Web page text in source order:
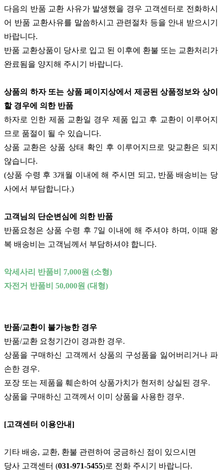
다음의 반품 교환 사유가 발생했을 경우 고객센터로 전화하시
어 반품 교환사유를 말씀하시고 관련절차 등을 안내 받으시기
바랍니다.
반품 교환상품이 당사로 입고 된 이후에 환불 또는 교환처리가
완료됨을 양지해 주시기 바랍니다.
상품의 하자 또는 상품 페이지상에서 제공된 상품정보와 상이
할 경우에 의한 반품
하자로 인한 제품 교환일 경우 제품 입고 후 교환이 이루어지
므로 품절이 될 수 있습니다.
상품 교환은 상품 상태 확인 후 이루어지므로 맞교환은 되지
않습니다.
(상품 수령 후 3개월 이내에 해 주시면 되고, 반품 배송비는 당
사에서 부담합니다.)
고객님의 단순변심에 의한 반품
반품요청은 상품 수령 후 7일 이내에 해 주셔야 하며, 이때 왕
복 배송비는 고객님께서 부담하셔야 합니다.
악세사리 반품비 7,000원 (소형)
자전거 반품비 50,000원 (대형)
반품/교환이 불가능한 경우
반품/교환 요청기간이 경과한 경우.
상품을 구매하신 고객께서 상품의 구성품을 잃어버리거나 파
손한 경우.
포장 또는 제품을 훼손하여 상품가치가 현저히 상실된 경우.
상품을 구매하신 고객께서 이미 상품을 사용한 경우.
[고객센터 이용안내]
기타 배송, 교환, 환불 관련하여 궁금하신 점이 있으시면
당사 고객센터 (031-971-5455)로 전화 주시기 바랍니다.